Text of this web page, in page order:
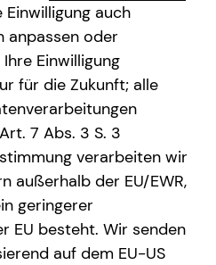
deinen eigenen Finanzplan
und Finanzverträge
oder mehr Leistung zu
persönlich, direkt und
per Video.
Finanzen
Einwilligung auch
anpassen oder
Einwilligung
für die Zukunft; alle
7 Abs. 3 S. 3
verarbeiten wir
außerhalb der EU/EWR,
geringerer
EU besteht. Wir senden
auf dem EU-US